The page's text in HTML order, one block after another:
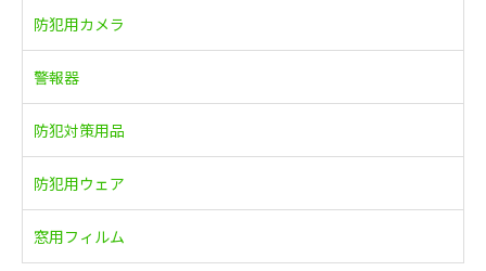
防犯用カメラ
警報器
防犯対策用品
防犯用ウェア
窓用フィルム